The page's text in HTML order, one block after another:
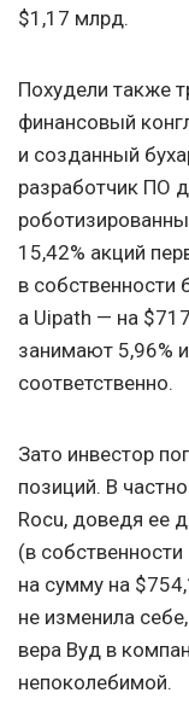
$1,17 млрд.
Похудели также
финансовый
и созданный
разработчик ПО
15,42% акций
в собственности
а Uipath — на
занимают 5,96%
соответственно.
Зато инвестор
позиций. В
Rocu, доведя ее
(в
на сумму на
не изменила
вера Вуд в
непоколебимой.